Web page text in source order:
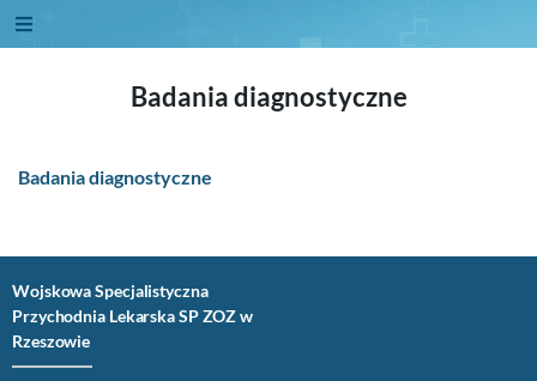
Badania diagnostyczne
Badania diagnostyczne
Wojskowa Specjalistyczna
Przychodnia Lekarska SP ZOZ w
Rzeszowie